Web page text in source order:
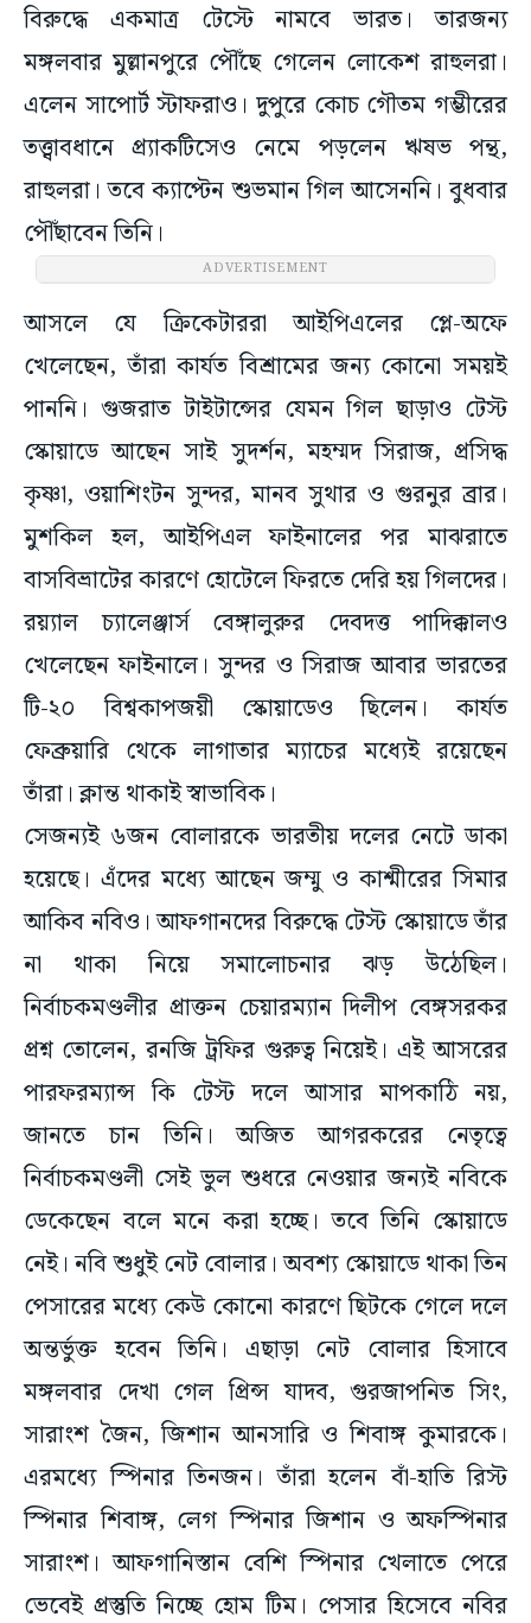
বিরুদ্ধে একমাত্র টেস্টে নামবে ভারত। তারজন্য
মঙ্গলবার মুল্লানপুরে পৌঁছে গেলেন লোকেশ রাহুলরা।
এলেন সাপোর্ট স্টাফরাও। দুপুরে কোচ গৌতম গম্ভীরের
তত্ত্বাবধানে প্র্যাকটিসেও নেমে পড়লেন ঋষভ পন্থ,
রাহুলরা। তবে ক্যাপ্টেন শুভমান গিল আসেননি। বুধবার
পৌঁছাবেন তিনি।
ADVERTISEMENT
আসলে যে ক্রিকেটাররা আইপিএলের প্লে-অফে
খেলেছেন, তাঁরা কার্যত বিশ্রামের জন্য কোনো সময়ই
পাননি। গুজরাত টাইটান্সের যেমন গিল ছাড়াও টেস্ট
স্কোয়াডে আছেন সাই সুদর্শন, মহম্মদ সিরাজ, প্রসিদ্ধ
কৃষ্ণা, ওয়াশিংটন সুন্দর, মানব সুথার ও গুরনুর ব্রার।
মুশকিল হল, আইপিএল ফাইনালের পর মাঝরাতে
বাসবিভ্রাটের কারণে হোটেলে ফিরতে দেরি হয় গিলদের।
রয়্যাল চ্যালেঞ্জার্স বেঙ্গালুরুর দেবদত্ত পাদিক্কালও
খেলেছেন ফাইনালে। সুন্দর ও সিরাজ আবার ভারতের
টি-২০ বিশ্বকাপজয়ী স্কোয়াডেও ছিলেন। কার্যত
ফেব্রুয়ারি থেকে লাগাতার ম্যাচের মধ্যেই রয়েছেন
তাঁরা। ক্লান্ত থাকাই স্বাভাবিক।
সেজন্যই ৬জন বোলারকে ভারতীয় দলের নেটে ডাকা
হয়েছে। এঁদের মধ্যে আছেন জম্মু ও কাশ্মীরের সিমার
আকিব নবিও। আফগানদের বিরুদ্ধে টেস্ট স্কোয়াডে তাঁর
না থাকা নিয়ে সমালোচনার ঝড় উঠেছিল।
নির্বাচকমণ্ডলীর প্রাক্তন চেয়ারম্যান দিলীপ বেঙ্গসরকর
প্রশ্ন তোলেন, রনজি ট্রফির গুরুত্ব নিয়েই। এই আসরের
পারফরম্যান্স কি টেস্ট দলে আসার মাপকাঠি নয়,
জানতে চান তিনি। অজিত আগরকরের নেতৃত্বে
নির্বাচকমণ্ডলী সেই ভুল শুধরে নেওয়ার জন্যই নবিকে
ডেকেছেন বলে মনে করা হচ্ছে। তবে তিনি স্কোয়াডে
নেই। নবি শুধুই নেট বোলার। অবশ্য স্কোয়াডে থাকা তিন
পেসারের মধ্যে কেউ কোনো কারণে ছিটকে গেলে দলে
অন্তর্ভুক্ত হবেন তিনি। এছাড়া নেট বোলার হিসাবে
মঙ্গলবার দেখা গেল প্রিন্স যাদব, গুরজাপনিত সিং,
সারাংশ জৈন, জিশান আনসারি ও শিবাঙ্গ কুমারকে।
এরমধ্যে স্পিনার তিনজন। তাঁরা হলেন বাঁ-হাতি রিস্ট
স্পিনার শিবাঙ্গ, লেগ স্পিনার জিশান ও অফস্পিনার
সারাংশ। আফগানিস্তান বেশি স্পিনার খেলাতে পেরে
ভেবেই প্রস্তুতি নিচ্ছে হোম টিম। পেসার হিসেবে নবির